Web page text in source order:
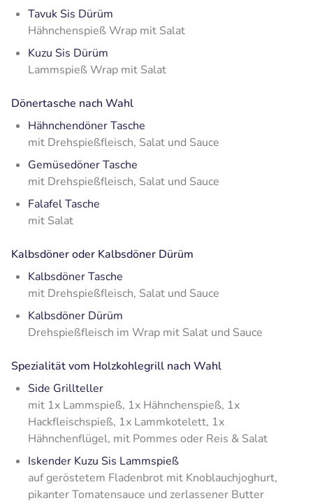
Tavuk Sis Dürüm
Hähnchenspieß Wrap mit Salat
Kuzu Sis Dürüm
Lammspieß Wrap mit Salat
Dönertasche nach Wahl
Hähnchendöner Tasche
mit Drehspießfleisch, Salat und Sauce
Gemüsedöner Tasche
mit Drehspießfleisch, Salat und Sauce
Falafel Tasche
mit Salat
Kalbsdöner oder Kalbsdöner Dürüm
Kalbsdöner Tasche
mit Drehspießfleisch, Salat und Sauce
Kalbsdöner Dürüm
Drehspießfleisch im Wrap mit Salat und Sauce
Spezialität vom Holzkohlegrill nach Wahl
Side Grillteller
mit 1x Lammspieß, 1x Hähnchenspieß, 1x
Hackfleischspieß, 1x Lammkotelett, 1x
Hähnchenflügel, mit Pommes oder Reis & Salat
Iskender Kuzu Sis Lammspieß
auf geröstetem Fladenbrot mit Knoblauchjoghurt,
pikanter Tomatensauce und zerlassener Butter